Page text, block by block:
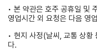
• 본 약관은 호주 공휴일 및
영업시간 외 요청은 다음 영
• 현지 사정(날씨, 교통 상황
다.